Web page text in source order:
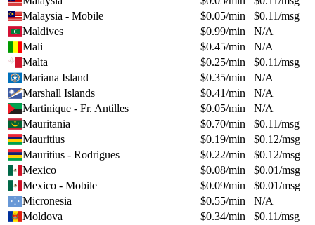
Malaysia - Mobile
$0.05/min $0.11/msg
Maldives
$0.99/min
N/A
Mali
$0.45/min
N/A
Malta
$0.25/min $0.11/msg
Mariana Island
$0.35/min
N/A
Marshall Islands
$0.41/min
N/A
Martinique - Fr. Antilles
$0.05/min
N/A
Mauritania
$0.70/min $0.11/msg
Mauritius
$0.19/min $0.12/msg
Mauritius - Rodrigues
$0.22/min $0.12/msg
Mexico
$0.08/min $0.01/msg
Mexico - Mobile
$0.09/min $0.01/msg
Micronesia
$0.55/min
N/A
Moldova
$0.34/min $0.11/msg